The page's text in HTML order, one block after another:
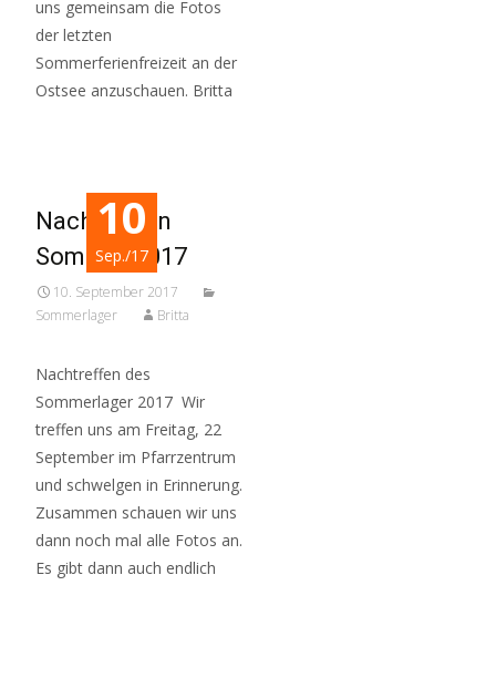
uns gemeinsam die Fotos
der letzten
Sommerferienfreizeit an der
Ostsee anzuschauen. Britta
10
Sep./17
Nachtreffen
Sommer 2017
10. September 2017
Sommerlager
Britta
Nachtreffen des
Sommerlager 2017 Wir
treffen uns am Freitag, 22
September im Pfarrzentrum
und schwelgen in Erinnerung.
Zusammen schauen wir uns
dann noch mal alle Fotos an.
Es gibt dann auch endlich